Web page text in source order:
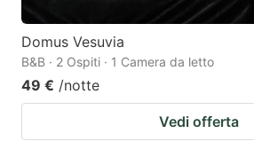
Domus Vesuvia
B&B · 2 Ospiti · 1 Camera da letto
49 € /notte
Vedi offerta